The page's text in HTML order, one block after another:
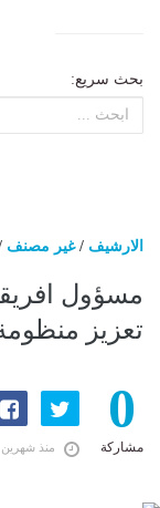
بحث سريع:
الارشيف /غير مصنف
مسؤول
تعزيز
0
مشاركة منذ شهرين